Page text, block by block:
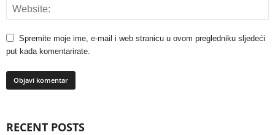
Spremite moje ime, e-mail i web stranicu u ovom pregledniku sljedeći
put kada komentarirate.
RECENT POSTS